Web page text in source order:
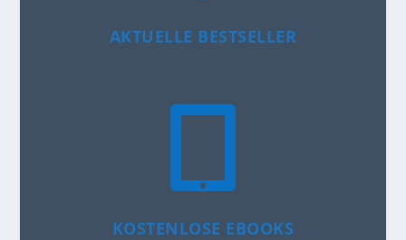
AKTUELLE BESTSELLER
KOSTENLOSE EBOOKS